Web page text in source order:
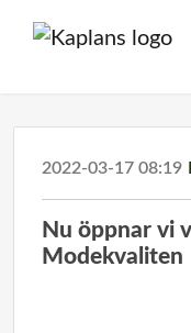
2022-03-17 08:19
Nu öppnar vi
Modekvaliten